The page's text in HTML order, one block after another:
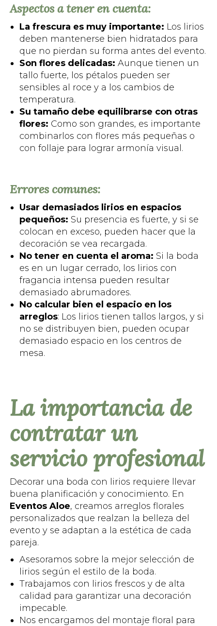
Aspectos a tener en cuenta:
La frescura es muy importante: Los lirios
deben mantenerse bien hidratados para
que no pierdan su forma antes del evento.
Son flores delicadas: Aunque tienen un
tallo fuerte, los pétalos pueden ser
sensibles al roce y a los cambios de
temperatura.
Su tamaño debe equilibrarse con otras
flores: Como son grandes, es importante
combinarlos con flores más pequeñas o
con follaje para lograr armonía visual.
Errores comunes:
Usar demasiados lirios en espacios
pequeños: Su presencia es fuerte, y si se
colocan en exceso, pueden hacer que la
decoración se vea recargada.
No tener en cuenta el aroma: Si la boda
es en un lugar cerrado, los lirios con
fragancia intensa pueden resultar
demasiado abrumadores.
No calcular bien el espacio en los
arreglos: Los lirios tienen tallos largos, y si
no se distribuyen bien, pueden ocupar
demasiado espacio en los centros de
mesa.
La importancia de
contratar un
servicio profesional
Decorar una boda con lirios requiere llevar
buena planificación y conocimiento. En
Eventos Aloe, creamos arreglos florales
personalizados que realzan la belleza del
evento y se adaptan a la estética de cada
pareja.
Asesoramos sobre la mejor selección de
lirios según el estilo de la boda.
Trabajamos con lirios frescos y de alta
calidad para garantizar una decoración
impecable.
Nos encargamos del montaje floral para